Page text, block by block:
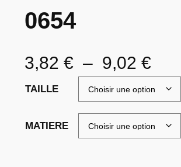
0654
3,82 € – 9,02 €P
l
a
g
TAILLE
MATIERE